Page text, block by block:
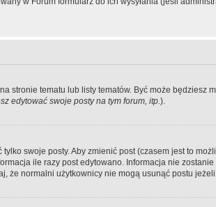
stronie tematu lub listy tematów. Być może
edytować swoje posty na tym forum, itp.).
swoje posty. Aby zmienić post (czasem jest to
ile razy post edytowano. Informacja nie
normalni użytkownicy nie mogą usunąć postu